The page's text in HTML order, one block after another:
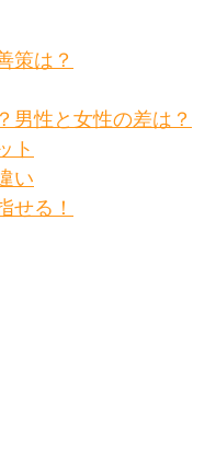
策は？
男性と女性の差は？
ト
い
せる！